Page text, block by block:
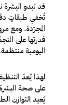
قد تبدو البشرة
تُخفي طبقاتٍ
المجرّدة. ومع
قدرتها على
اليومية منتظمة.
لهذا يُعدّ
على صحة البشرة
يُعيد التوازن